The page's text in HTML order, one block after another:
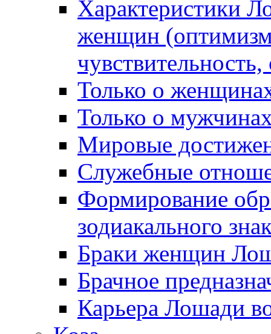
Характеристики
женщин
Только о
Только о
Мировые
Служебные
Формирование
зодиакального
Браки женщин
Брачное
Карьера Лошади